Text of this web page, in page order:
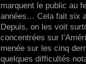
marquent le public au
années… Cela fait six
Depuis, on les voit
concentrées sur
menée sur les cinq
quelques difficultés